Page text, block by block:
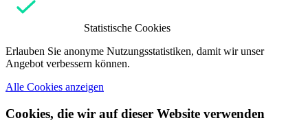
Statistische Cookies
Erlauben Sie anonyme Nutzungsstatistiken, damit wir unser
Angebot verbessern können.
Alle Cookies anzeigen
Cookies, die wir auf dieser Website verwenden